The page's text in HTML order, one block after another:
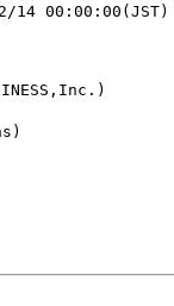
00:00:00(JST)
[割
再割り振